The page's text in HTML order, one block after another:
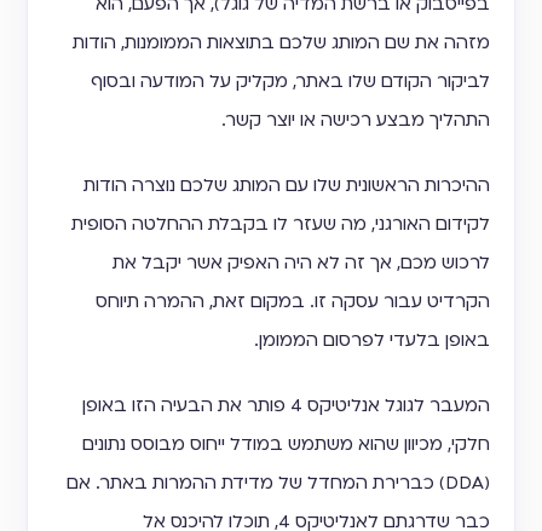
מזהה את שם המותג שלכם בתוצאות הממומנות, הודות
לביקור הקודם שלו באתר, מקליק על המודעה ובסוף
התהליך מבצע רכישה או יוצר קשר.
ההיכרות הראשונית שלו עם המותג שלכם נוצרה הודות
לקידום האורגני, מה שעזר לו בקבלת ההחלטה הסופית
לרכוש מכם, אך זה לא היה האפיק אשר יקבל את
הקרדיט עבור עסקה זו. במקום זאת, ההמרה תיוחס
באופן בלעדי לפרסום הממומן.
המעבר לגוגל אנליטיקס 4 פותר את הבעיה הזו באופן
חלקי, מכיוון שהוא משתמש במודל ייחוס מבוסס נתונים
(DDA) כברירת המחדל של מדידת ההמרות באתר. אם
כבר שדרגתם לאנליטיקס 4, תוכלו להיכנס אל